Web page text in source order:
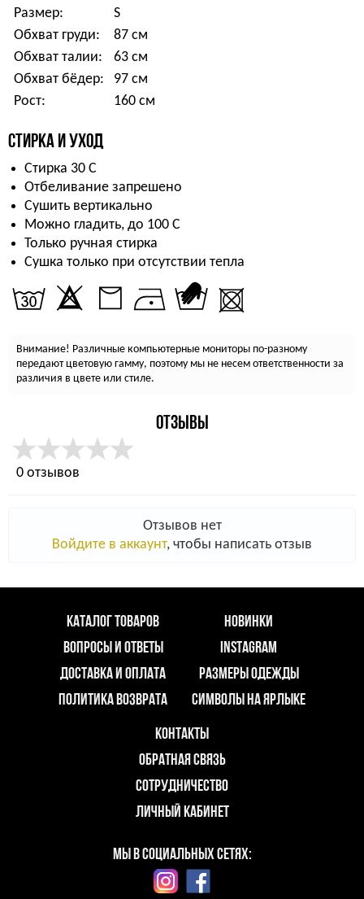
Размер:
S
Обхват груди:
87 см
Обхват талии:
63 см
Обхват бёдер:
97 см
Рост:
160 см
СТИРКА И УХОД
Стирка 30 С
Отбеливание запрешено
Сушить вертикально
Можно гладить, до 100 С
Только ручная стирка
Сушка только при отсутствии тепла
Внимание! Различные компьютерные мониторы по-разному
передают цветовую гамму, поэтому мы не несем ответственности за
различия в цвете или стиле.
ОТЗЫВЫ
0 отзывов
Отзывов нет
Войдите в аккаунт, чтобы написать отзыв
КАТАЛОГ ТОВАРОВ
ВОПРОСЫ И ОТВЕТЫ
ДОСТАВКА И ОПЛАТА
ПОЛИТИКА ВОЗВРАТА
НОВИНКИ
INSTAGRAM
РАЗМЕРЫ ОДЕЖДЫ
СИМВОЛЫ НА ЯРЛЫКЕ
КОНТАКТЫ
ОБРАТНАЯ СВЯЗЬ
СОТРУДНИЧЕСТВО
ЛИЧНЫЙ КАБИНЕТ
МЫ В СОЦИАЛЬНЫХ СЕТЯХ: